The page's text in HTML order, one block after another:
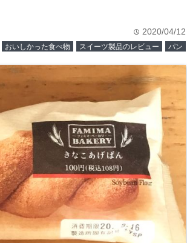
time 2020/04/12
おいしかった食べ物 スイーツ製品のレビュー パン